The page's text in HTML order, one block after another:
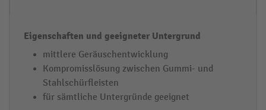
g
r
u
n
d
mittlere Geräuschentwicklung
Kompromisslösung zwischen Gummi- und
Stahlschürfleisten
für sämtliche Untergründe geeignet